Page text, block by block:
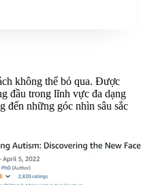
không thể bỏ qua. Được
đầu trong lĩnh vực đa dạng
đến những góc nhìn sâu sắc